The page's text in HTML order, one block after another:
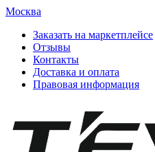
Москва
Заказать на маркетплейсе
Отзывы
Контакты
Доставка и оплата
Правовая информация